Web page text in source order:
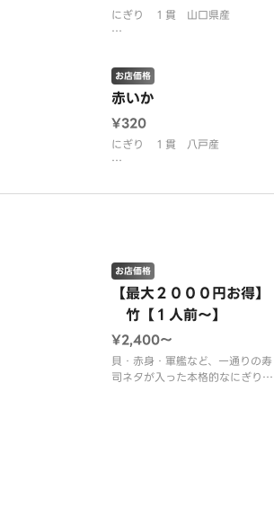
み穴子・錦糸玉子・とびっこ・三
つ葉・柚子
※２８０円
にぎり １貫 山口県産
口の中に上品な旨みが広がりま
す。
赤いか
お店価格
¥320
にぎり １貫 八戸産
と、それでいてさっぱりとした味
※画像はイメージです。
【最大２０００円お得】
竹【１人前～】
お店価格
¥2,400〜
貝・赤身・軍艦など、一通りの寿
司ネタが入った本格的なにぎり寿